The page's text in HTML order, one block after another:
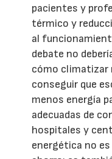
pacientes y
térmico y
al
debate no
cómo climatizar
conseguir que
menos energía
adecuadas de
hospitales y
energética no